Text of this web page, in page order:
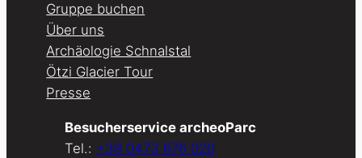
Gruppe buchen
Über uns
Archäologie Schnalstal
Ötzi Glacier Tour
Presse
Besucherservice archeoParc
Tel.: +39 0473 676 020